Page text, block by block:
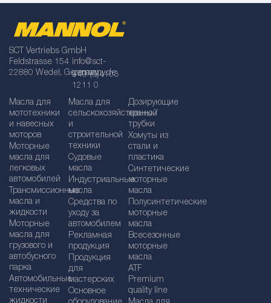
SCT Vertriebs GmbH
Feldstrasse 154
22880 Wedel, Germany
info@sct-
germany.de
+49 (0)4103
1211 0
Масла для
мототехники
и навесных
моторов
Моторные
масла для
легковых
автомобилей
Трансмиссионные
масла и
жидкости
Моторные
масла для
грузового и
автобусного
парка
Автомобильные
технические
жидкости
Масла для
сельскохозяйственной
и
строительной
техники
Судовые
масла
Индустриальные
масла
Средства по
уходу за
автомобилем
Рекламная
продукция
Продукция
для
мастерских
Основное
Дозирующие
краны /
трубки
Хомуты из
стали и
пластика
Синтетические
моторные
масла
Полусинтетические
моторные
масла
Bсесезонные
моторные
масла
ATF
Premium
quality line